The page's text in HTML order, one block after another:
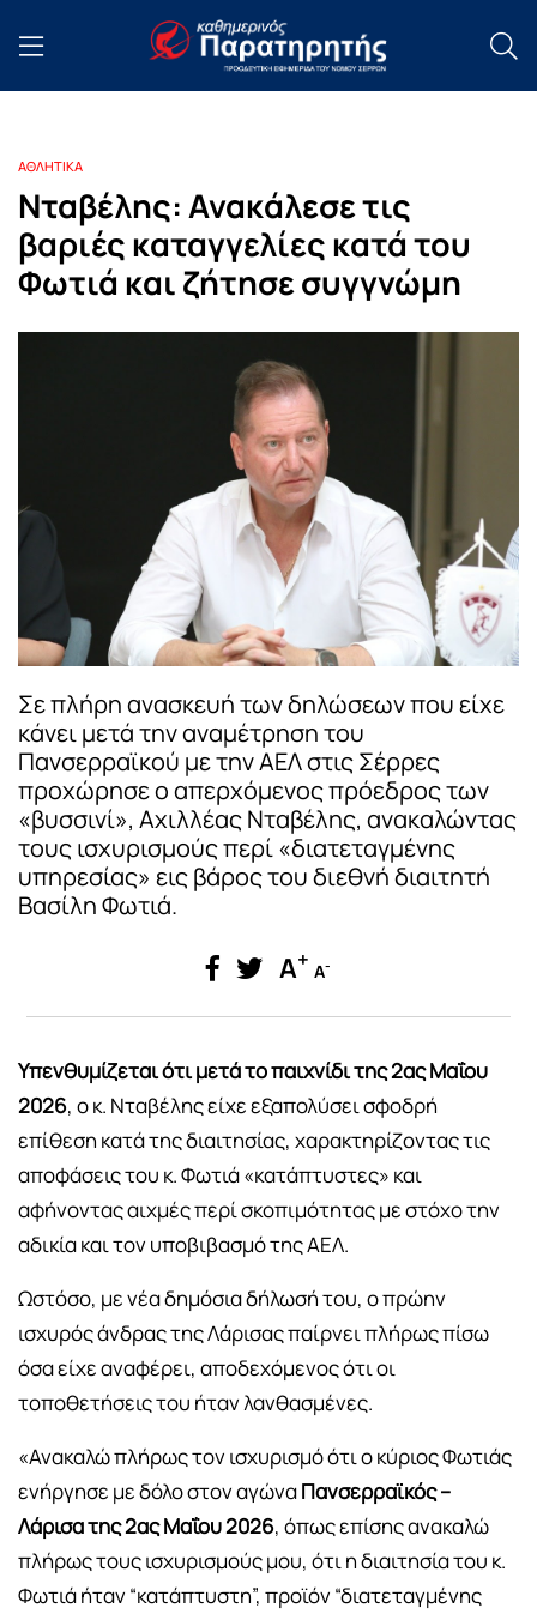
ΑΘΛΗΤΙΚΑ
Νταβέλης: Ανακάλεσε τις
βαριές καταγγελίες κατά του
Φωτιά και ζήτησε συγγνώμη
Σε πλήρη ανασκευή των δηλώσεων που είχε
κάνει μετά την αναμέτρηση του
Πανσερραϊκού με την ΑΕΛ στις Σέρρες
προχώρησε ο απερχόμενος πρόεδρος των
«βυσσινί», Αχιλλέας Νταβέλης, ανακαλώντας
τους ισχυρισμούς περί «διατεταγμένης
υπηρεσίας» εις βάρος του διεθνή διαιτητή
Βασίλη Φωτιά.
A+ A-
Υπενθυμίζεται ότι μετά το παιχνίδι της 2ας Μαΐου
2026, ο κ. Νταβέλης είχε εξαπολύσει σφοδρή
επίθεση κατά της διαιτησίας, χαρακτηρίζοντας τις
αποφάσεις του κ. Φωτιά «κατάπτυστες» και
αφήνοντας αιχμές περί σκοπιμότητας με στόχο την
αδικία και τον υποβιβασμό της ΑΕΛ.
Ωστόσο, με νέα δημόσια δήλωσή του, ο πρώην
ισχυρός άνδρας της Λάρισας παίρνει πλήρως πίσω
όσα είχε αναφέρει, αποδεχόμενος ότι οι
τοποθετήσεις του ήταν λανθασμένες.
«Ανακαλώ πλήρως τον ισχυρισμό ότι ο κύριος Φωτιάς
ενήργησε με δόλο στον αγώναΠανσερραϊκός –
Λάρισα της 2ας Μαΐου 2026, όπως επίσης ανακαλώ
πλήρως τους ισχυρισμούς μου, ότι η διαιτησία του κ.
Φωτιά ήταν “κατάπτυστη”, προϊόν “διατεταγμένης